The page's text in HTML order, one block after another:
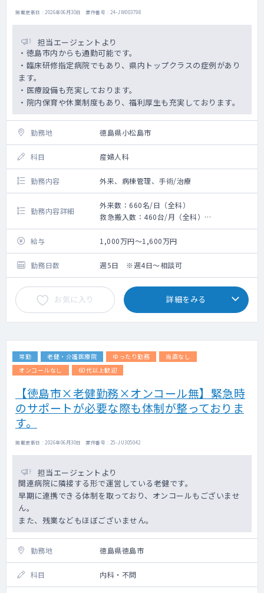
掲載更新日 : 2026年06月30日 案件番号 : 24-JW003798
担当エージェントより
・徳島市内からも通勤可能です。
・臨床研修指定病院でもあり、県内トップクラスの症例があり
ます。
・医療設備も充実しております。
・院内保育や休業制度もあり、福利厚生も充実しております。
勤務地 徳島県小松島市
科目 産婦人科
勤務内容 外来、病棟管理、手術/治療
勤務内容詳細
外来数：660名/日（全科）
救急搬入数：460台/月（全科）
手術数：400件強/年
子宮筋腫、卵巣腫瘍、子宮内膜症、子宮が
ん、卵巣がんなど婦人科疾患全般の治療や管
理
給与 1,000万円～1,600万円
勤務日数 週5日 ※週4日～相談可
お気に入り 詳細をみる
常勤 老健・介護医療院 ゆったり勤務
当直なし
オンコールなし
60代以上歓迎
【徳島市×老健勤務×オンコール無】緊急時
のサポートが必要な際も体制が整っておりま
す。
掲載更新日 : 2026年06月30日 案件番号 : 25-JU305042
担当エージェントより
関連病院に隣接する形で運営している老健です。
早期に連携できる体制を取っており、オンコールもございませ
ん。
また、残業などもほぼございません。
勤務地 徳島県徳島市
科目 内科・不問